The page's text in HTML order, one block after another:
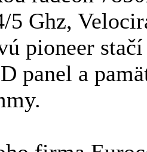
Ghz,
pioneer
panel a